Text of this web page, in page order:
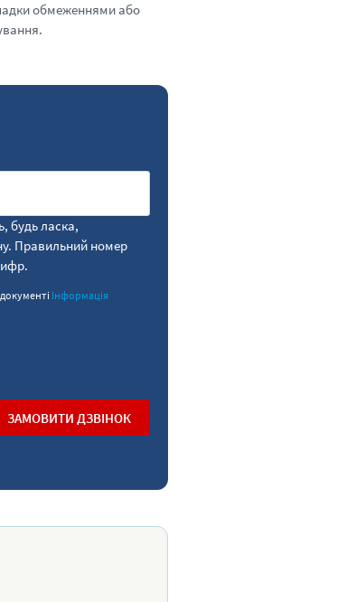
обмеженнями або
будь ласка,
Правильний номер
Інформація
ЗАМОВИТИ ДЗВІНОК